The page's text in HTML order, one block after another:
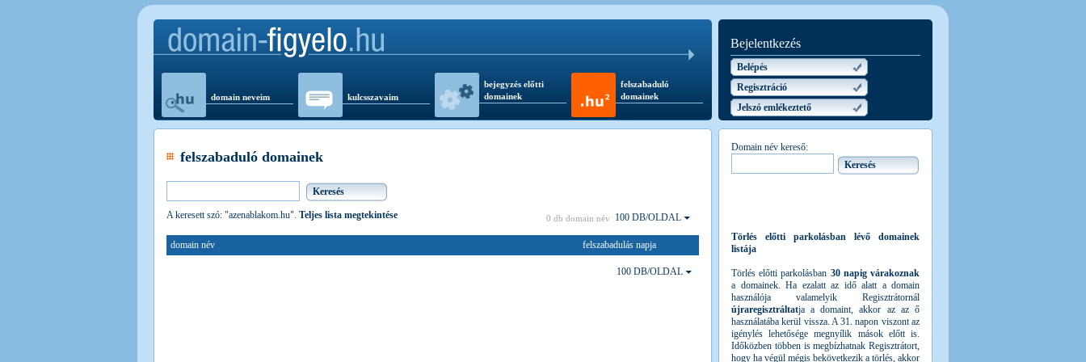
domain neveim kulcsszavaim
bejegyzés előtti
domainek
felszabaduló
domainek
Bejelentkezés
Belépés
Regisztráció
Jelszó emlékeztető
felszabaduló domainek
A keresett szó: "azenablakom.hu". Teljes lista megtekintése 0 db domain név 100 DB/OLDAL
domain név felszabadulás napja
100 DB/OLDAL
Domain név kereső:
Törlés előtti parkolásban lévő domainek
listája
Törlés előtti parkolásban 30 napig várakoznak
a domainek. Ha ezalatt az idő alatt a domain
használója valamelyik Regisztrátornál
újraregisztráltatja a domaint, akkor az az ő
használatába kerül vissza. A 31. napon viszont az
igénylés lehetősége megnyílik mások előtt is.
Időközben többen is megbízhatnak Regisztrátort,
hogy ha végül mégis bekövetkezik a törlés, akkor